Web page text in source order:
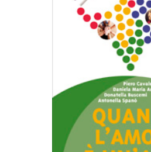
AGGIUNGI AL